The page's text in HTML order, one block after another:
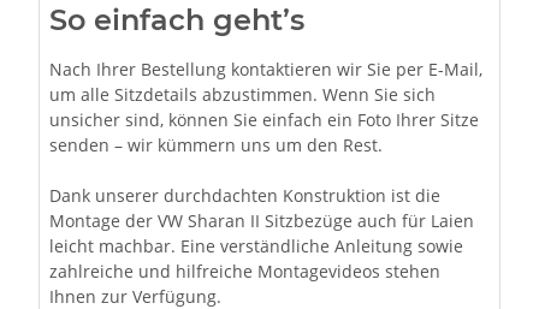
So einfach geht’s
Nach Ihrer Bestellung kontaktieren wir Sie per E-Mail,
um alle Sitzdetails abzustimmen. Wenn Sie sich
unsicher sind, können Sie einfach ein Foto Ihrer Sitze
senden – wir kümmern uns um den Rest.
Dank unserer durchdachten Konstruktion ist die
Montage der VW Sharan II Sitzbezüge auch für Laien
leicht machbar. Eine verständliche Anleitung sowie
zahlreiche und hilfreiche Montagevideos stehen
Ihnen zur Verfügung.